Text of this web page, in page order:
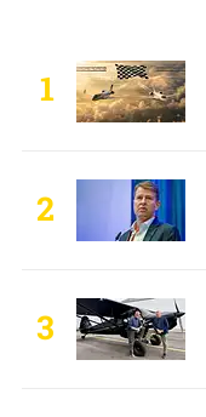
1
2
3